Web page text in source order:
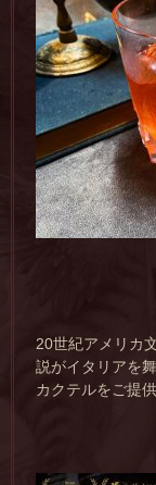
20世紀アメリカ
説がイタリアを
カクテルをご提